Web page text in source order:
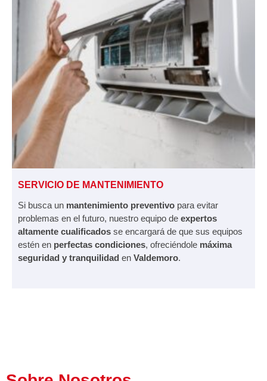
SERVICIO DE MANTENIMIENTO
Si busca un mantenimiento preventivo para evitar
problemas en el futuro, nuestro equipo de expertos
altamente cualificados se encargará de que sus equipos
estén en perfectas condiciones, ofreciéndole máxima
seguridad y tranquilidad en Valdemoro.